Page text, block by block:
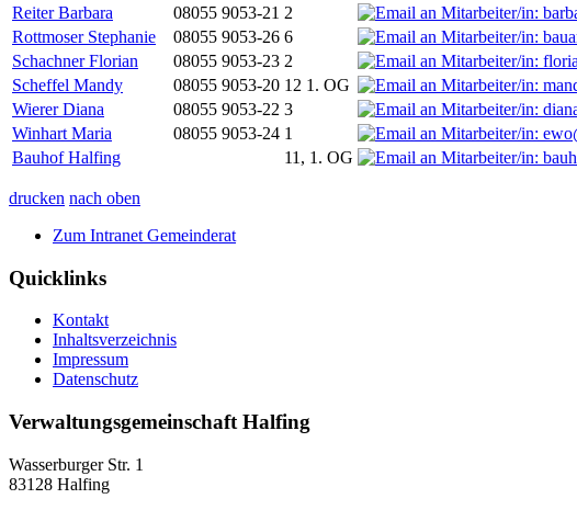
Reiter Barbara
08055 9053-21 2
Rottmoser Stephanie
08055 9053-26 6
Schachner Florian
08055 9053-23 2
Scheffel Mandy
08055 9053-20 12 1. OG
Wierer Diana
08055 9053-22 3
Winhart Maria
08055 9053-24 1
Bauhof Halfing
11, 1. OG
drucken nach oben
Zum Intranet Gemeinderat
Quicklinks
Kontakt
Inhaltsverzeichnis
Impressum
Datenschutz
Verwaltungsgemeinschaft Halfing
Wasserburger Str. 1
83128 Halfing